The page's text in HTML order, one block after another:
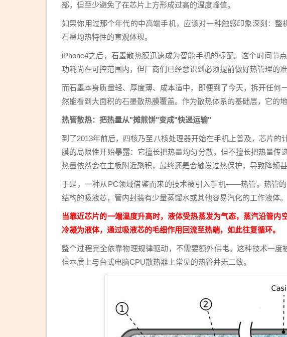
部，但至少避免了在芯片上方形成过高的温度峰值。
如果你用过那个年代的中高端手机，应该对一种触感印象深刻：
石墨均热特性的直观体现。
iPhone4之后，石墨散热膜迅速成为智能手机的标配。这个时间节
功耗尚在可控范围内，但厂商们已经意识到必须提前做好热管理的准
而石墨本身质量轻、厚度薄、成本适中，即便到了今天，拆开任何
然能看到大面积的石墨散热膜覆盖。作为散热体系的基础层，它的地
热管散热：把热量从"摊煎饼"变成"快递运输"
到了2013年前后，四核乃至八核处理器开始在手机上普及，芯片
膜的局限性开始暴露：它擅长把热量均匀分散，但不擅长把热量传
热量依然会在主板附近聚积，最终还是会触发过热保护，导致降频甚
于是，一种从PC领域借鉴而来的技术被引入手机——热管。热管
结构的吸液芯，管内封装有少量蒸馏水或其他容易汽化的工作液体。
当靠近芯片的一端温度升高时，液体受热蒸发为气态，蒸汽沿管内
冷凝为液体，通过吸液芯的毛细作用回流至热端，如此往复循环。
整个过程完全依靠物理规律驱动，不需要额外供电。这种技术一度
但本质上与台式电脑CPU散热器上常见的热管并无二致。